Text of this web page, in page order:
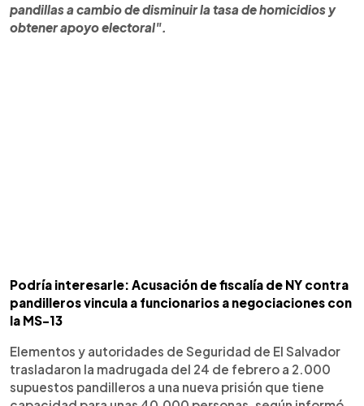
pandillas a cambio de disminuir la tasa de homicidios y
obtener apoyo electoral".
Podría interesarle: Acusación de fiscalía de NY contra
pandilleros vincula a funcionarios a negociaciones con
la MS-13
Elementos y autoridades de Seguridad de El Salvador
trasladaron la madrugada del 24 de febrero a 2.000
supuestos pandilleros a una nueva prisión que tiene